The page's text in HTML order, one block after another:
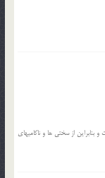
بنابراین از سختی ها و ناکامیهای